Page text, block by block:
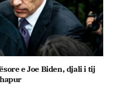
e Joe Biden, djali i tij